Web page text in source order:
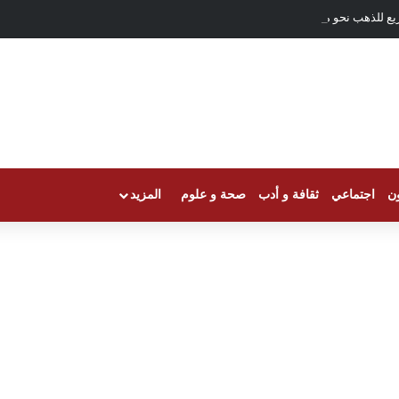
للذهب نحو مسيرة الصعود
اجتماعي ثقافة و أدب صحة و علوم المزيد